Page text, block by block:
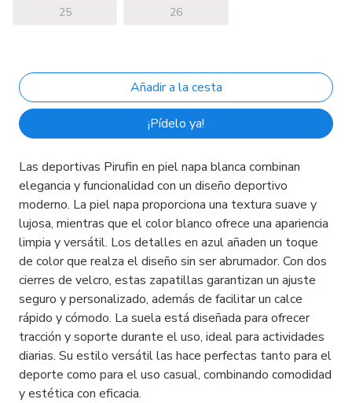
25 26
¡Pídelo ya!
Las deportivas Pirufin en piel napa blanca combinan
elegancia y funcionalidad con un diseño deportivo
moderno. La piel napa proporciona una textura suave y
lujosa, mientras que el color blanco ofrece una apariencia
limpia y versátil. Los detalles en azul añaden un toque
de color que realza el diseño sin ser abrumador. Con dos
cierres de velcro, estas zapatillas garantizan un ajuste
seguro y personalizado, además de facilitar un calce
rápido y cómodo. La suela está diseñada para ofrecer
tracción y soporte durante el uso, ideal para actividades
diarias. Su estilo versátil las hace perfectas tanto para el
deporte como para el uso casual, combinando comodidad
y estética con eficacia.